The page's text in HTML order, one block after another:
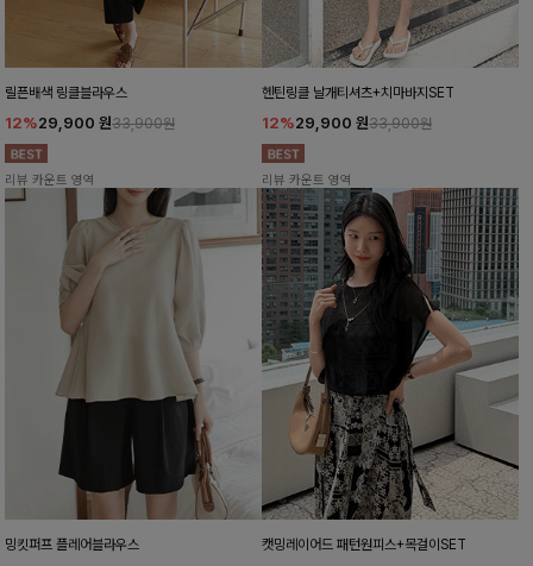
릴픈배색 링클블라우스
12%29,900 원33,900원
리뷰 카운트 영역
헨틴링클 날개티셔츠+치마바지SET
12%29,900 원33,900원
리뷰 카운트 영역
밍킷퍼프 플레어블라우스 캣밍레이어드 패턴원피스+목걸이SET